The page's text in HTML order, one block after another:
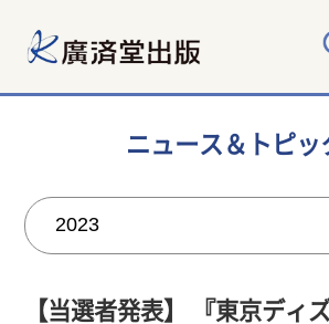
ニュース＆トピッ
【当選者発表】 『東京ディ